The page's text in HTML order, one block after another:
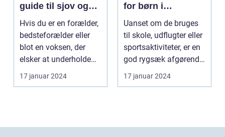
guide til sjov og
latter for de små
Hvis du er en forælder,
bedsteforælder eller
blot en voksen, der
elsker at underholde
børn, er "joke...
17 januar 2024
for børn i
dagligdagen
Uanset om de bruges
til skole, udflugter eller
sportsaktiviteter, er en
god rygsæk afgørende
for at ...
17 januar 2024